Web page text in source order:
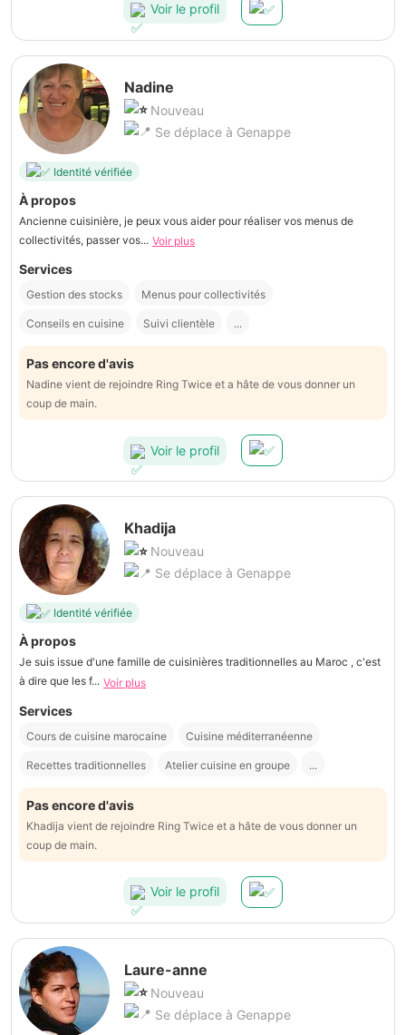
Voir le profil
Nadine
Nouveau
Se déplace à Genappe
Identité vérifiée
À propos
Ancienne cuisinière, je peux vous aider pour réaliser vos menus de
collectivités, passer vos... Voir plus
Services
Gestion des stocks Menus pour collectivités
Conseils en cuisine Suivi clientèle ...
Pas encore d'avis
Nadine vient de rejoindre Ring Twice et a hâte de vous donner un
coup de main.
Voir le profil
Khadija
Nouveau
Se déplace à Genappe
Identité vérifiée
À propos
Je suis issue d'une famille de cuisinières traditionnelles au Maroc , c'est
à dire que les f... Voir plus
Services
Cours de cuisine marocaine Cuisine méditerranéenne
Recettes traditionnelles Atelier cuisine en groupe ...
Pas encore d'avis
Khadija vient de rejoindre Ring Twice et a hâte de vous donner un
coup de main.
Voir le profil
Laure-anne
Nouveau
Se déplace à Genappe